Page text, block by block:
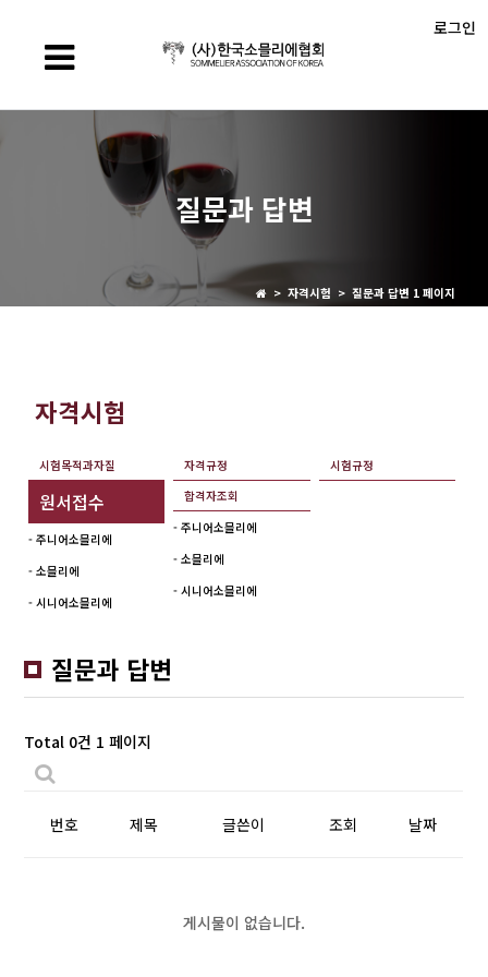
로그인
질문과 답변
> 자격시험 > 질문과 답변 1 페이지
자격시험
시험목적과자질 자격규정 시험규정
원서접수
- 주니어소믈리에
- 소믈리에
- 시니어소믈리에
합격자조회
- 주니어소믈리에
- 소믈리에
- 시니어소믈리에
질문과 답변
Total 0건 1 페이지
번호 제목 글쓴이 조회 날짜
게시물이 없습니다.